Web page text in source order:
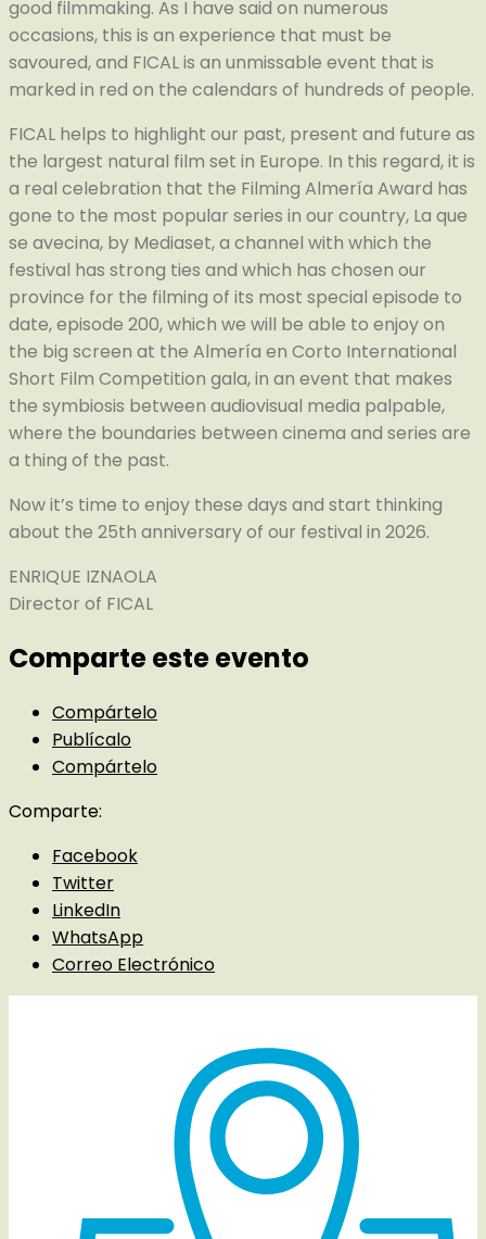
good filmmaking. As I have said on numerous
occasions, this is an experience that must be
savoured, and FICAL is an unmissable event that is
marked in red on the calendars of hundreds of people.
FICAL helps to highlight our past, present and future as
the largest natural film set in Europe. In this regard, it is
a real celebration that the Filming Almería Award has
gone to the most popular series in our country, La que
se avecina, by Mediaset, a channel with which the
festival has strong ties and which has chosen our
province for the filming of its most special episode to
date, episode 200, which we will be able to enjoy on
the big screen at the Almería en Corto International
Short Film Competition gala, in an event that makes
the symbiosis between audiovisual media palpable,
where the boundaries between cinema and series are
a thing of the past.
Now it’s time to enjoy these days and start thinking
about the 25th anniversary of our festival in 2026.
ENRIQUE IZNAOLA
Director of FICAL
Comparte este evento
Compártelo
Publícalo
Compártelo
Comparte:
Facebook
Twitter
LinkedIn
WhatsApp
Correo Electrónico